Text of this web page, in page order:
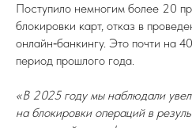
Поступило немногим более 20
блокировки карт, отказ в
онлайн‑банкингу. Это почти на
период прошлого года.
«В 2025 году мы наблюдали
на блокировки операций в